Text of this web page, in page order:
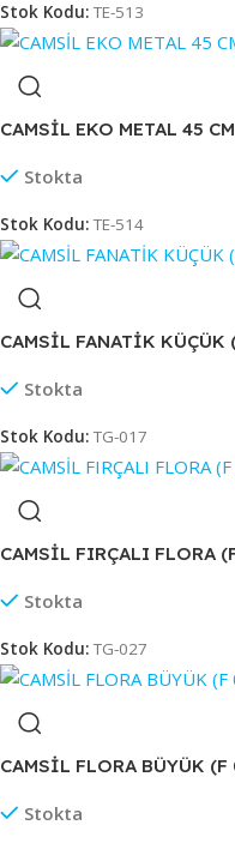
Stok Kodu: TE-513
CAMSİL EKO METAL 45 CM
Stokta
Stok Kodu: TE-514
CAMSİL FANATİK KÜÇÜK
Stokta
Stok Kodu: TG-017
CAMSİL FIRÇALI FLORA
Stokta
Stok Kodu: TG-027
CAMSİL FLORA BÜYÜK
Stokta